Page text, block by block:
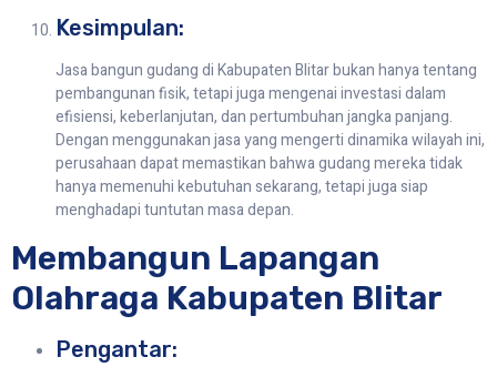
Kesimpulan:
Jasa bangun gudang di Kabupaten Blitar bukan hanya tentang
pembangunan fisik, tetapi juga mengenai investasi dalam
efisiensi, keberlanjutan, dan pertumbuhan jangka panjang.
Dengan menggunakan jasa yang mengerti dinamika wilayah ini,
perusahaan dapat memastikan bahwa gudang mereka tidak
hanya memenuhi kebutuhan sekarang, tetapi juga siap
menghadapi tuntutan masa depan.
Membangun Lapangan
Olahraga Kabupaten Blitar
Pengantar: